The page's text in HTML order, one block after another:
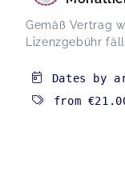
Gemäß Vertrag
Lizenzgebühr
Dates by
from